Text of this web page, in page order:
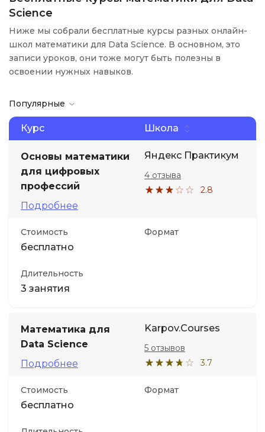
Science
Ниже мы собрали бесплатные курсы разных онлайн-
школ математики для Data Science. В основном, это
записи уроков, они тоже могут быть полезны в
освоении нужных навыков.
Популярные
Курс Школа
Основы математики
для цифровых
профессий
Подробнее
Яндекс Практикум
2.8
4 отзыва
Стоимость
бесплатно
Формат
Длительность
3 занятия
Математика для
Data Science
Подробнее
Karpov.Courses
3.7
5 отзывов
Стоимость
бесплатно
Формат